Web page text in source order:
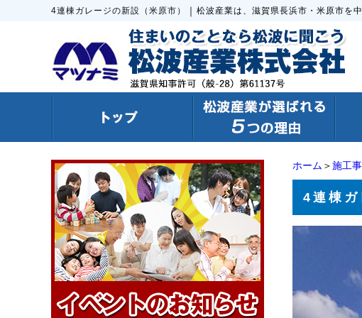
4連棟ガレージの新設（米原市） ｜ 松波産業は、滋賀県長浜市・米原市を
ホーム ＞施工
4連棟ガ